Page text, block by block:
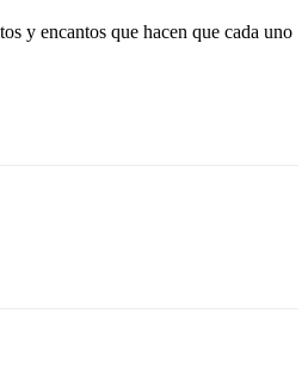
y encantos que hacen que cada uno